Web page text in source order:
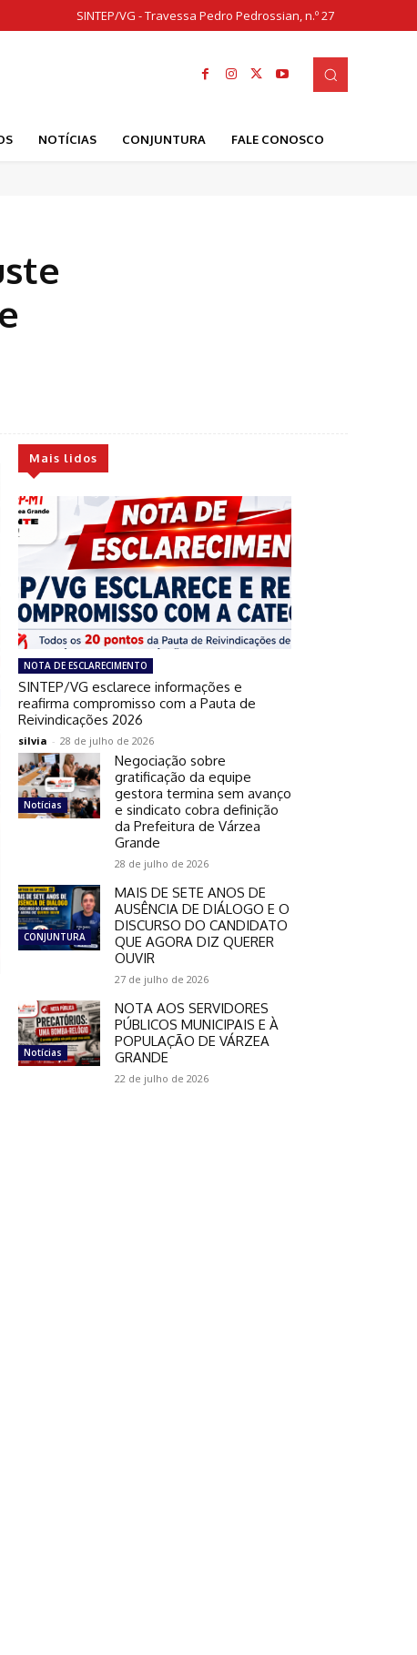
SINTEP/VG - Travessa Pedro Pedrossian, n.º 27
NOTÍCIAS CONJUNTURA FALE CONOSCO
Mais lidos
NOTA DE ESCLARECIMENTO
SINTEP/VG esclarece informações e
reafirma compromisso com a Pauta de
Reivindicações 2026
silvia - 28 de julho de 2026
Notícias
Negociação sobre
gratificação da equipe
gestora termina sem avanço
e sindicato cobra definição
da Prefeitura de Várzea
Grande
28 de julho de 2026
CONJUNTURA
MAIS DE SETE ANOS DE
AUSÊNCIA DE DIÁLOGO E O
DISCURSO DO CANDIDATO
QUE AGORA DIZ QUERER
OUVIR
27 de julho de 2026
Notícias
NOTA AOS SERVIDORES
PÚBLICOS MUNICIPAIS E À
POPULAÇÃO DE VÁRZEA
GRANDE
22 de julho de 2026